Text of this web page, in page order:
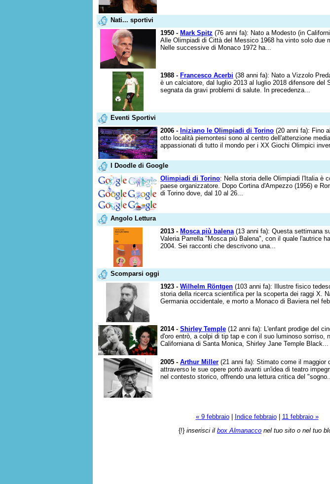
Nati... sportivi
1950 - Mark Spitz (76 anni fa): Nato a Modesto (in
Alle Olimpiadi di Città del Messico 1968 ha vinto solo due
Nelle successive di Monaco 1972 ha...
1988 - Francesco Acerbi (38 anni fa): Nato a Vizzolo
è un calciatore, dal luglio 2013 al luglio 2018 difensore del
segnata da gravi problemi di salute. In precedenza...
Eventi Sportivi
2006 - Iniziano le Olimpiadi di Torino (20 anni fa): Fino
otto località piemontesi sono al centro dell'attenzione
appassionati di tutto il mondo per i XX Giochi Olimpici
I Doodle di Google
Olimpiadi di Torino: Nella storia delle Olimpiadi l'Italia è
paese organizzatore. Dopo Cortina d'Ampezzo (1956) e
di Torino dove, dal 10 al 26...
Angolo Lettura
2013 - Mosca più balena(13 anni fa): Questa settimana
Valeria Parrella "Mosca più Balena", con il quale l'autrice
2004. Sei racconti che descrivono una...
Scomparsi oggi
1923 - Wilhelm Röntgen (103 anni fa): Illustre fisico
storia della ricerca scientifica per la scoperta dei raggi X.
Germania occidentale, e morto a Monaco di Baviera nel
2014 - Shirley Temple (12 anni fa): L'enfant prodige del
d'oro entrò, a colpi di tip tap e con il suo luminoso sorriso,
Californiana di Santa Monica, Shirley Jane Temple Black...
2005 - Arthur Miller (21 anni fa): Stimato come il maggior
attraverso le sue opere portò avanti un'idea di teatro
nel contesto storico, offrendo una lettura critica del
« 9 febbraio| Indice febbraio| 11 febbraio »
{!} inserisci il box Almanacco nel tuo sito o nel tuo